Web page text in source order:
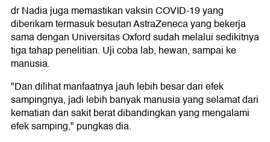
dr Nadia juga memastikan vaksin COVID-19 yang
diberikam termasuk besutan AstraZeneca yang bekerja
sama dengan Universitas Oxford sudah melalui sedikitnya
tiga tahap penelitian. Uji coba lab, hewan, sampai ke
manusia.
"Dan dilihat manfaatnya jauh lebih besar dari efek
sampingnya, jadi lebih banyak manusia yang selamat dari
kematian dan sakit berat dibandingkan yang mengalami
efek samping," pungkas dia.